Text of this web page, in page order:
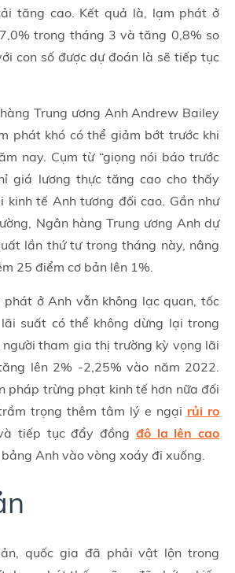
tăng cao. Kết quả là, lạm phát ở
trong tháng 3 và tăng 0,8% so
con số được dự đoán là sẽ tiếp tục
Trung ương Anh Andrew Bailey
phát khó có thể giảm bớt trước khi
nay. Cụm từ “giọng nói báo trước
giá lương thực tăng cao cho thấy
kinh tế Anh tương đối cao. Gần như
Ngân hàng Trung ương Anh dự
lần thứ tư trong tháng này, nâng
25 điểm cơ bản lên 1%.
phát ở Anh vẫn không lạc quan, tốc
suất có thể không dừng lại trong
người tham gia thị trường kỳ vọng lãi
lên 2% -2,25% vào năm 2022.
pháp trừng phạt kinh tế hơn nữa đối
trọng thêm tâm lý e ngại rủi ro
tiếp tục đẩy đồng đô la lên cao
Anh vào vòng xoáy đi xuống.
quốc gia đã phải vật lộn trong